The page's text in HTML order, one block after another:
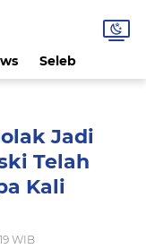
Seleb
Jadi
Telah
Kali
WIB